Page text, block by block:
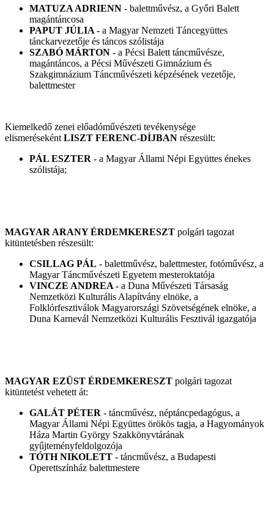
MATUZA ADRIENN - balettművész, a Győri Balett
magántáncosa
PAPUT JÚLIA - a Magyar Nemzeti Táncegyüttes
tánckarvezetője és táncos szólistája
SZABÓ MÁRTON - a Pécsi Balett táncművésze,
magántáncos, a Pécsi Művészeti Gimnázium és
Szakgimnázium Táncművészeti képzésének vezetője,
balettmester
Kiemelkedő zenei előadóművészeti tevékenysége
elismeréseként LISZT FERENC-DÍJBAN részesült:
PÁL ESZTER - a Magyar Állami Népi Együttes énekes
szólistája;
MAGYAR ARANY ÉRDEMKERESZT polgári tagozat
kitüntetésben részesült:
CSILLAG PÁL - balettművész, balettmester, fotóművész, a
Magyar Táncművészeti Egyetem mesteroktatója
VINCZE ANDREA - a Duna Művészeti Társaság
Nemzetközi Kulturális Alapítvány elnöke, a
Folklórfesztiválok Magyarországi Szövetségének elnöke, a
Duna Karnevál Nemzetközi Kulturális Fesztivál igazgatója
MAGYAR EZÜST ÉRDEMKERESZT polgári tagozat
kitüntetést vehetett át:
GALÁT PÉTER - táncművész, néptáncpedagógus, a
Magyar Állami Népi Együttes örökös tagja, a Hagyományok
Háza Martin György Szakkönyvtárának
gyűjteményfeldolgozója
TÓTH NIKOLETT - táncművész, a Budapesti
Operettszínház balettmestere